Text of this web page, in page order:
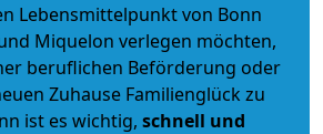
Lebensmittelpunkt von Bonn
Miquelon verlegen möchten,
beruflichen Beförderung oder
Zuhause Familienglück zu
ist es wichtig, schnell und